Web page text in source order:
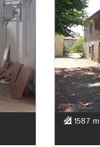
1587 m